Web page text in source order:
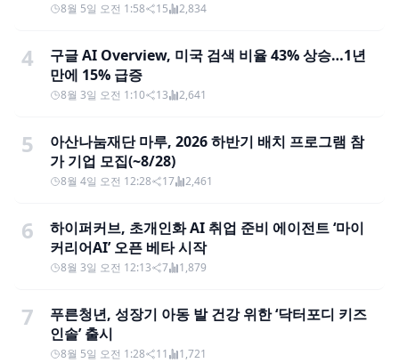
8월 5일 오전 1:58 15 2,834
4
구글 AI Overview, 미국 검색 비율 43% 상승…1년
만에 15% 급증
8월 3일 오전 1:10 13 2,641
5
아산나눔재단 마루, 2026 하반기 배치 프로그램 참
가 기업 모집(~8/28)
8월 4일 오전 12:28 17 2,461
6
하이퍼커브, 초개인화 AI 취업 준비 에이전트 ‘마이
커리어AI’ 오픈 베타 시작
8월 3일 오전 12:13 7 1,879
7
푸른청년, 성장기 아동 발 건강 위한 ‘닥터포디 키즈
인솔’ 출시
8월 5일 오전 1:28 11 1,721